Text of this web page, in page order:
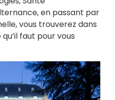
en passant par
vous trouverez dans
faut pour vous